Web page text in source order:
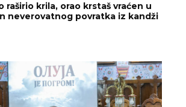
raširio krila, orao krstaš vraćen u
neverovatnog povratka iz kandži